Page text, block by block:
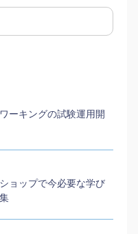
ーキングの試験運用開
ョップで今必要な学び